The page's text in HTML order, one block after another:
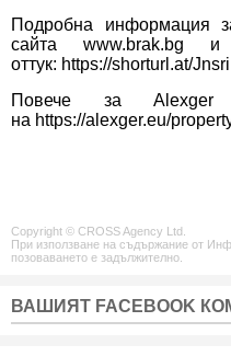
Подробна информация
сайта www.brak.bg и
оттук: https://shorturl.at/Jnsri
Повече за Alexger
на https://alexger.eu/
Copyright © CROSS Agency Ltd.
При използване на съдържание от
позоваването е задължително.
ВАШИЯТ FACEBOOK